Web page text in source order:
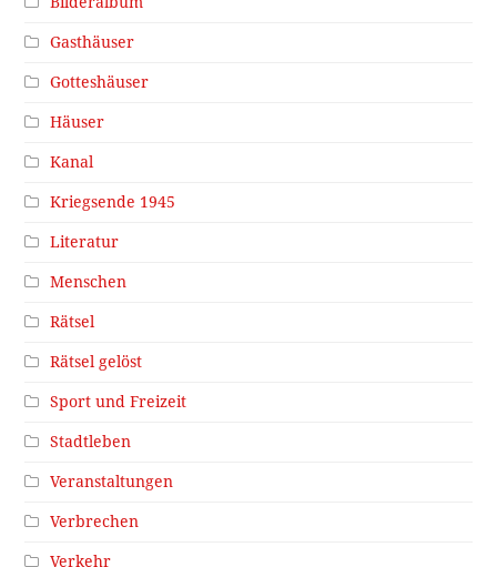
Gasthäuser
Gotteshäuser
Häuser
Kanal
Kriegsende 1945
Literatur
Menschen
Rätsel
Rätsel gelöst
Sport und Freizeit
Stadtleben
Veranstaltungen
Verbrechen
Verkehr